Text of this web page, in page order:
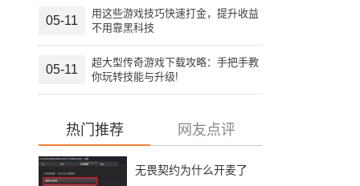
05-11
用这些游戏技巧快速打金，提升收益
不用靠黑科技
05-11
超大型传奇游戏下载攻略：手把手教
你玩转技能与升级!
热门推荐 网友点评
无畏契约为什么开麦了